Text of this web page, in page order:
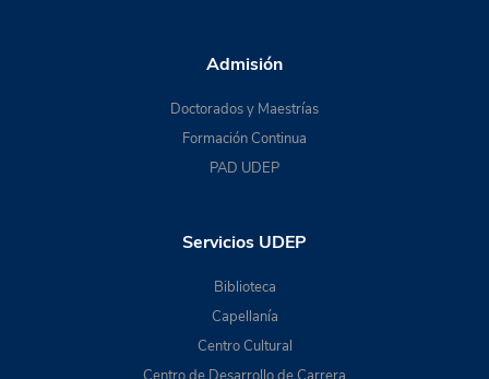
Admisión
Doctorados y Maestrías
Formación Continua
PAD UDEP
Servicios UDEP
Biblioteca
Capellanía
Centro Cultural